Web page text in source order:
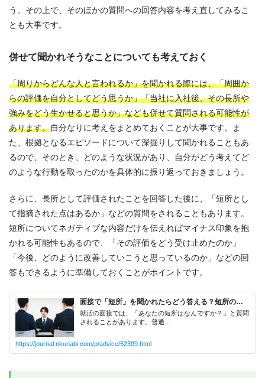
う。その上で、そのほかの質問への回答内容を考え直してみるこ
とも大事です。
併せて聞かれそうなことについても考えておく
「周りからどんな人と言われるか」を聞かれる際には、「周囲か
らの評価を自分としてどう思うか」「当社に入社後、その長所や
強みをどう生かせると思うか」なども併せて質問される可能性が
あります。自分なりに考えをまとめておくことが大事です。ま
た、根拠となるエピソードについて深掘りして聞かれることもあ
るので、そのとき、どのような状況があり、自分がどう考えてど
のような行動を取ったのかを具体的に振り返っておきましょう。
さらに、長所として評価されたことを回答した後に、「短所とし
て指摘された点はあるか」などの質問をされることもあります。
短所についてネガティブな内容だけを伝えればマイナス印象を抱
かれる可能性もあるので、「その評価をどう受け止めたのか」
「今後、どのように改善していこうと思っているのか」などの回
答もできるように準備しておくことがポイントです。